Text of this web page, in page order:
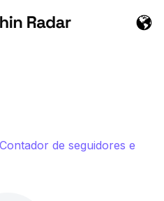
de seguidores e